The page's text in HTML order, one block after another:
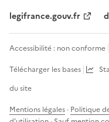
legifrance.gouv.fr
Accessibilité : non conforme
Télécharger les bases
du site
Mentions légales · Politique